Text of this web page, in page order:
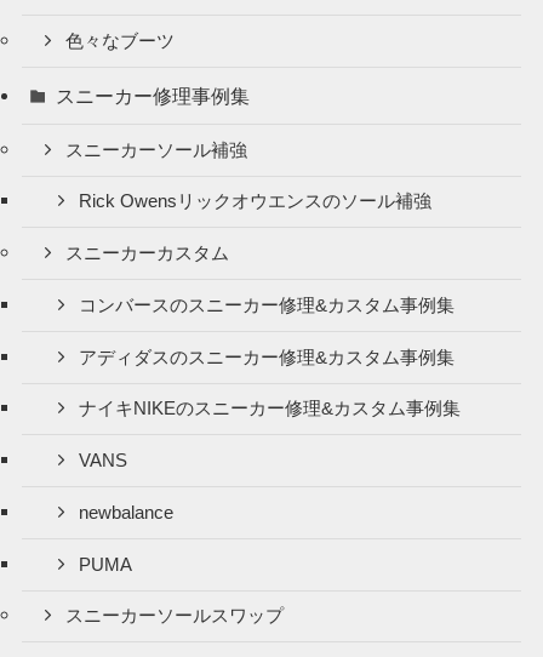
色々なブーツ
スニーカー修理事例集
スニーカーソール補強
Rick Owensリックオウエンスのソール補強
スニーカーカスタム
コンバースのスニーカー修理&カスタム事例集
アディダスのスニーカー修理&カスタム事例集
ナイキNIKEのスニーカー修理&カスタム事例集
VANS
newbalance
PUMA
スニーカーソールスワップ